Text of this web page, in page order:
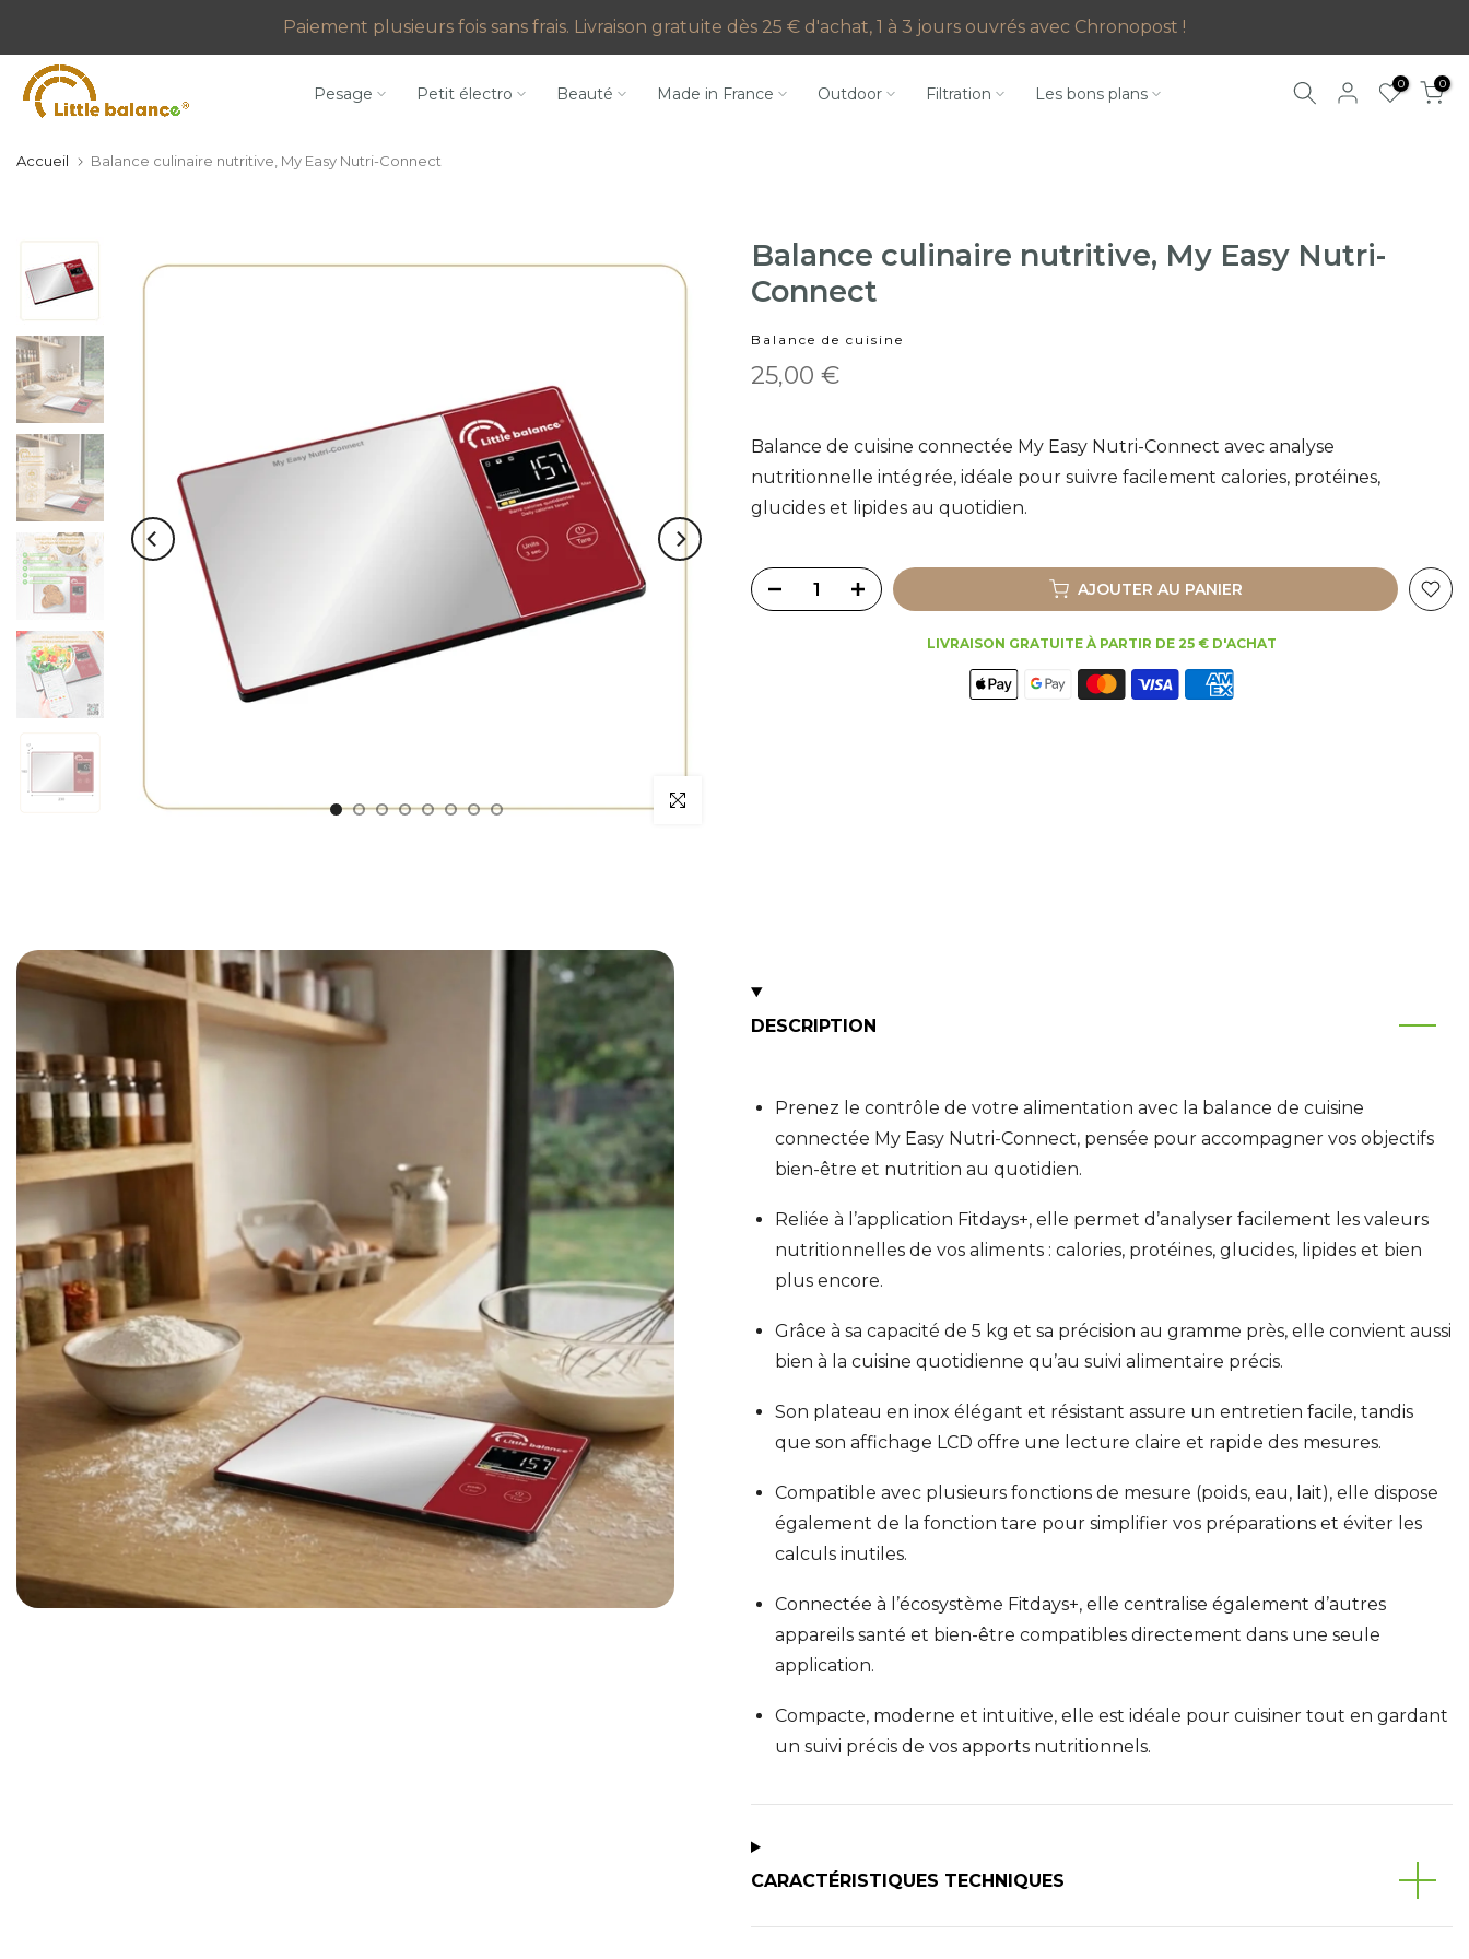
au
contenu
Paiement plusieurs fois sans frais. Livraison gratuite dès 25 € d'achat, 1 à 3 jours ouvrés avec Chronopost !
Pesage Petit électro Beauté Made in France Outdoor Filtration Les bons plans 0 0
Accueil Balance culinaire nutritive, My Easy Nutri-Connect
Balance culinaire nutritive, My Easy Nutri-
Connect
Balance de cuisine
25,00 €
Balance de cuisine connectée My Easy Nutri-Connect avec analyse
nutritionnelle intégrée, idéale pour suivre facilement calories, protéines,
glucides et lipides au quotidien.
AJOUTER AU PANIER
LIVRAISON GRATUITE À PARTIR DE 25 € D'ACHAT
DESCRIPTION
Prenez le contrôle de votre alimentation avec la balance de cuisine
connectée My Easy Nutri-Connect, pensée pour accompagner vos objectifs
bien-être et nutrition au quotidien.
Reliée à l’application Fitdays+, elle permet d’analyser facilement les valeurs
nutritionnelles de vos aliments : calories, protéines, glucides, lipides et bien
plus encore.
Grâce à sa capacité de 5 kg et sa précision au gramme près, elle convient aussi
bien à la cuisine quotidienne qu’au suivi alimentaire précis.
Son plateau en inox élégant et résistant assure un entretien facile, tandis
que son affichage LCD offre une lecture claire et rapide des mesures.
Compatible avec plusieurs fonctions de mesure (poids, eau, lait), elle dispose
également de la fonction tare pour simplifier vos préparations et éviter les
calculs inutiles.
Connectée à l’écosystème Fitdays+, elle centralise également d’autres
appareils santé et bien-être compatibles directement dans une seule
application.
Compacte, moderne et intuitive, elle est idéale pour cuisiner tout en gardant
un suivi précis de vos apports nutritionnels.
CARACTÉRISTIQUES TECHNIQUES